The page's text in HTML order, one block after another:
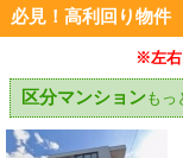
必見！高利回り物件
※左右
区分マンションもっ